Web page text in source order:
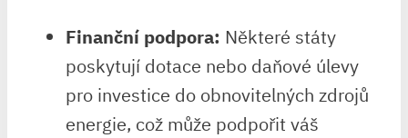
Finanční podpora: Některé státy
poskytují dotace nebo daňové úlevy
pro investice do obnovitelných zdrojů
energie, což může podpořit váš